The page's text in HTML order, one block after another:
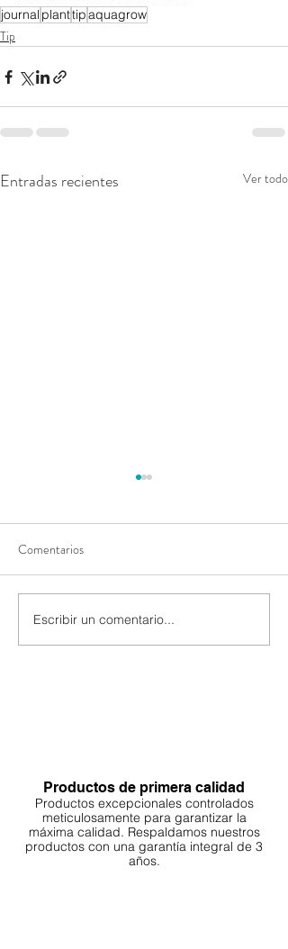
journal planttipaquagrow
Tip
Entradas recientes Ver todo
Aprovecha los taninos
naturales liberados por las
Comentarios
Escribir un comentario...
Productos de primera calidad
Productos excepcionales controlados
meticulosamente para garantizar la
máxima calidad. Respaldamos nuestros
productos con una garantía integral de 3
años.